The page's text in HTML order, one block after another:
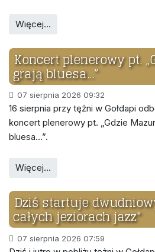
Więcej…
Koncert plenerowy pt.
grają bluesa...”
07 sierpnia 2026 09:32
16 sierpnia przy tężni w Gołdapi
koncert plenerowy pt. „Gdzie
bluesa...”.
Więcej…
Dziś startuje
całych jeziorach jazz"
07 sierpnia 2026 07:59